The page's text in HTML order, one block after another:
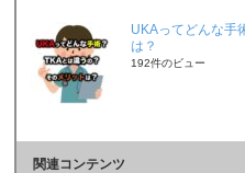
UKAってどんな手
は？
192件のビュー
関連コンテンツ